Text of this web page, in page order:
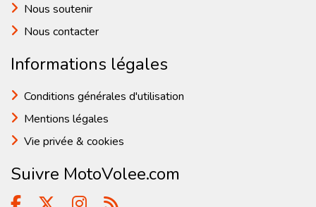
Nous soutenir
Nous contacter
Informations légales
Conditions générales d'utilisation
Mentions légales
Vie privée & cookies
Suivre MotoVolee.com